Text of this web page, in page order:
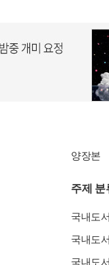
양장본
주제 분
국내도
국내도
국내도